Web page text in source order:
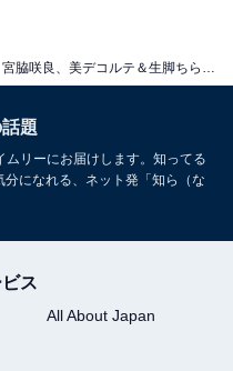
題
リーにお届けします。知ってる
になれる、ネット発「知ら（な
ス
All About Japan